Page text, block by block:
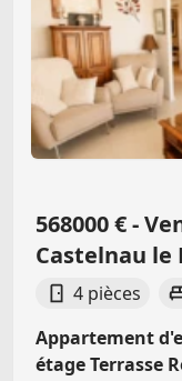
568000 € -
Castelnau le
4 pièces
Appartement
étage Terrasse